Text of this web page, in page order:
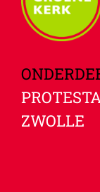
ZWOLLE